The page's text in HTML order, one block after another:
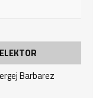
Barbarez